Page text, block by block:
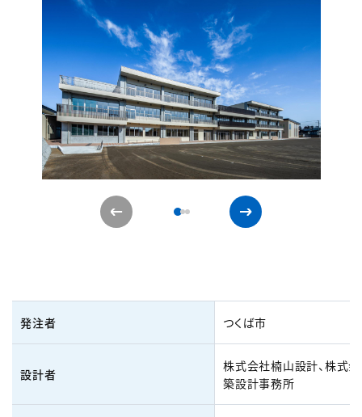
発注者 つくば市
設計者
株式会社楠山設計、株式
築設計事務所